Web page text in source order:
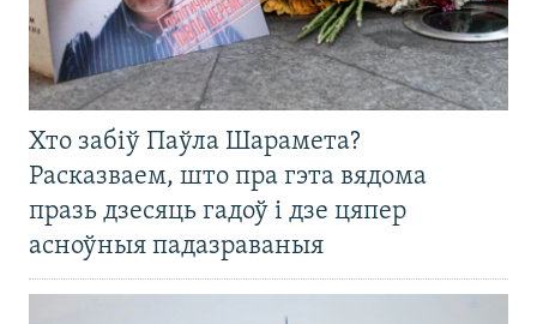
Хто забіў Паўла Шарамета?
Расказваем, што пра гэта вядома
празь дзесяць гадоў і дзе цяпер
асноўныя падазраваныя